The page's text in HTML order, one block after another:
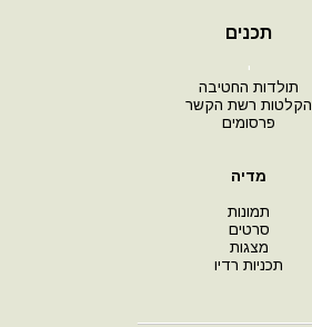
תכנים
י
תולדות החטיבה
הקלטות רשת הקשר
פרסומים
מדיה
תמונות
סרטים
מצגות
תכניות רדיו